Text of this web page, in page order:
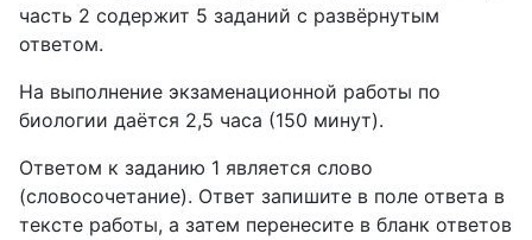
часть 2 содержит 5 заданий с развёрнутым
ответом.
На выполнение экзаменационной работы по
биологии даётся 2,5 часа (150 минут).
Ответом к заданию 1 является слово
(словосочетание). Ответ запишите в поле ответа в
тексте работы, а затем перенесите в бланк ответов